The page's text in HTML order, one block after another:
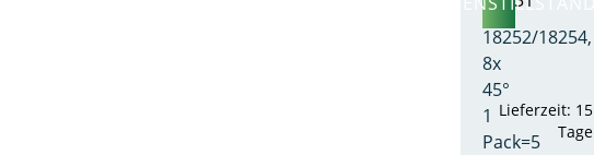
DIN
18252/18254,
8x
45°
1
Pack=5
Lieferzeit: 15
Tage